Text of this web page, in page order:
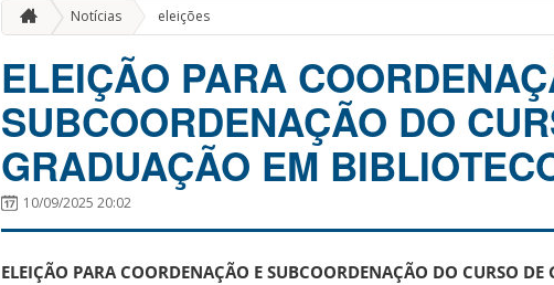
Notícias eleições
ELEIÇÃO PARA
SUBCOORDENAÇÃO DO
GRADUAÇÃO EM
10/09/2025 20:02
ELEIÇÃO PARA COORDENAÇÃO E SUBCOORDENAÇÃO DO CURSO